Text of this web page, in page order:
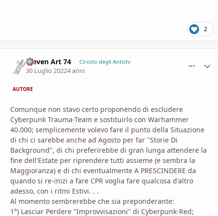
2
Steven Art 74 Circolo degli Antichi
30 Luglio 20224 anni
AUTORE
Comunque non stavo certo proponendo di escludere
Cyberpunk Trauma-Team e sostituirlo con Warhammer
40.000; semplicemente volevo fare il punto della Situazione
di chi ci sarebbe anche ad Agosto per far "Storie Di
Background", di chi preferirebbe di gran lunga attendere la
fine dell'Estate per riprendere tutti assieme (e sembra la
Maggioranza) e di chi eventualmente A PRESCINDERE da
quando si re-inizi a fare CPR voglia fare qualcosa d'altro
adesso, con i ritmi Estivi. . .
Al momento sembrerebbe che sia preponderante:
1°) Lasciar Perdere "Improvvisazioni" di Cyberpunk-Red;